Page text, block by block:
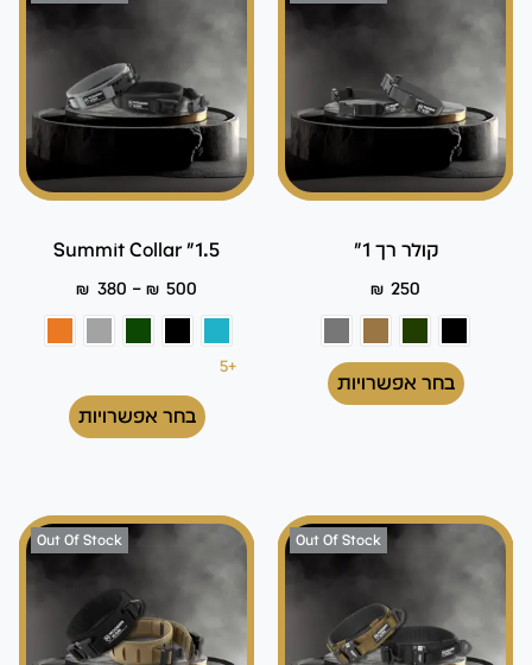
קולר רך 1"
₪ 250
בחר אפשרויות
Summit Collar "1.5
₪ 380 – ₪ 500
+5
בחר אפשרויות
Out Of Stock
Out Of Stock